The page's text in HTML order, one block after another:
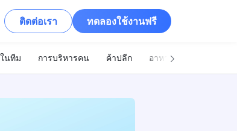
ติดต่อเรา ทดลองใช้งานฟรี
นทีม การบริหารคน ค้าปลีก อาหารและเครื่องดื่ม